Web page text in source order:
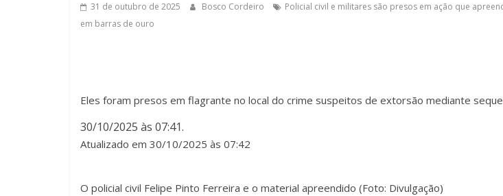
31 de outubro de 2025 Bosco Cordeiro
Policial civil e militares são presos em ação que
em barras de ouro
Eles foram presos em flagrante no local do crime suspeitos de extorsão mediante
30/10/2025 às 07:41.
Atualizado em 30/10/2025 às 07:42
O policial civil Felipe Pinto Ferreira e o material apreendido (Foto: Divulgação)